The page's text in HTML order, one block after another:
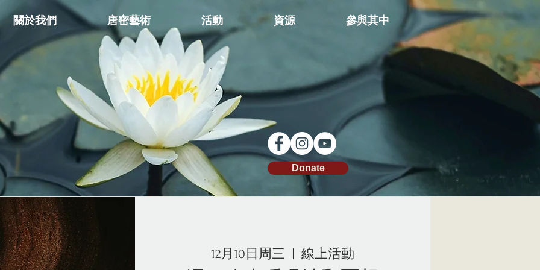
關於我們 唐密藝術 活動 資源 參與其中
Donate
12月10日周三 線上活動